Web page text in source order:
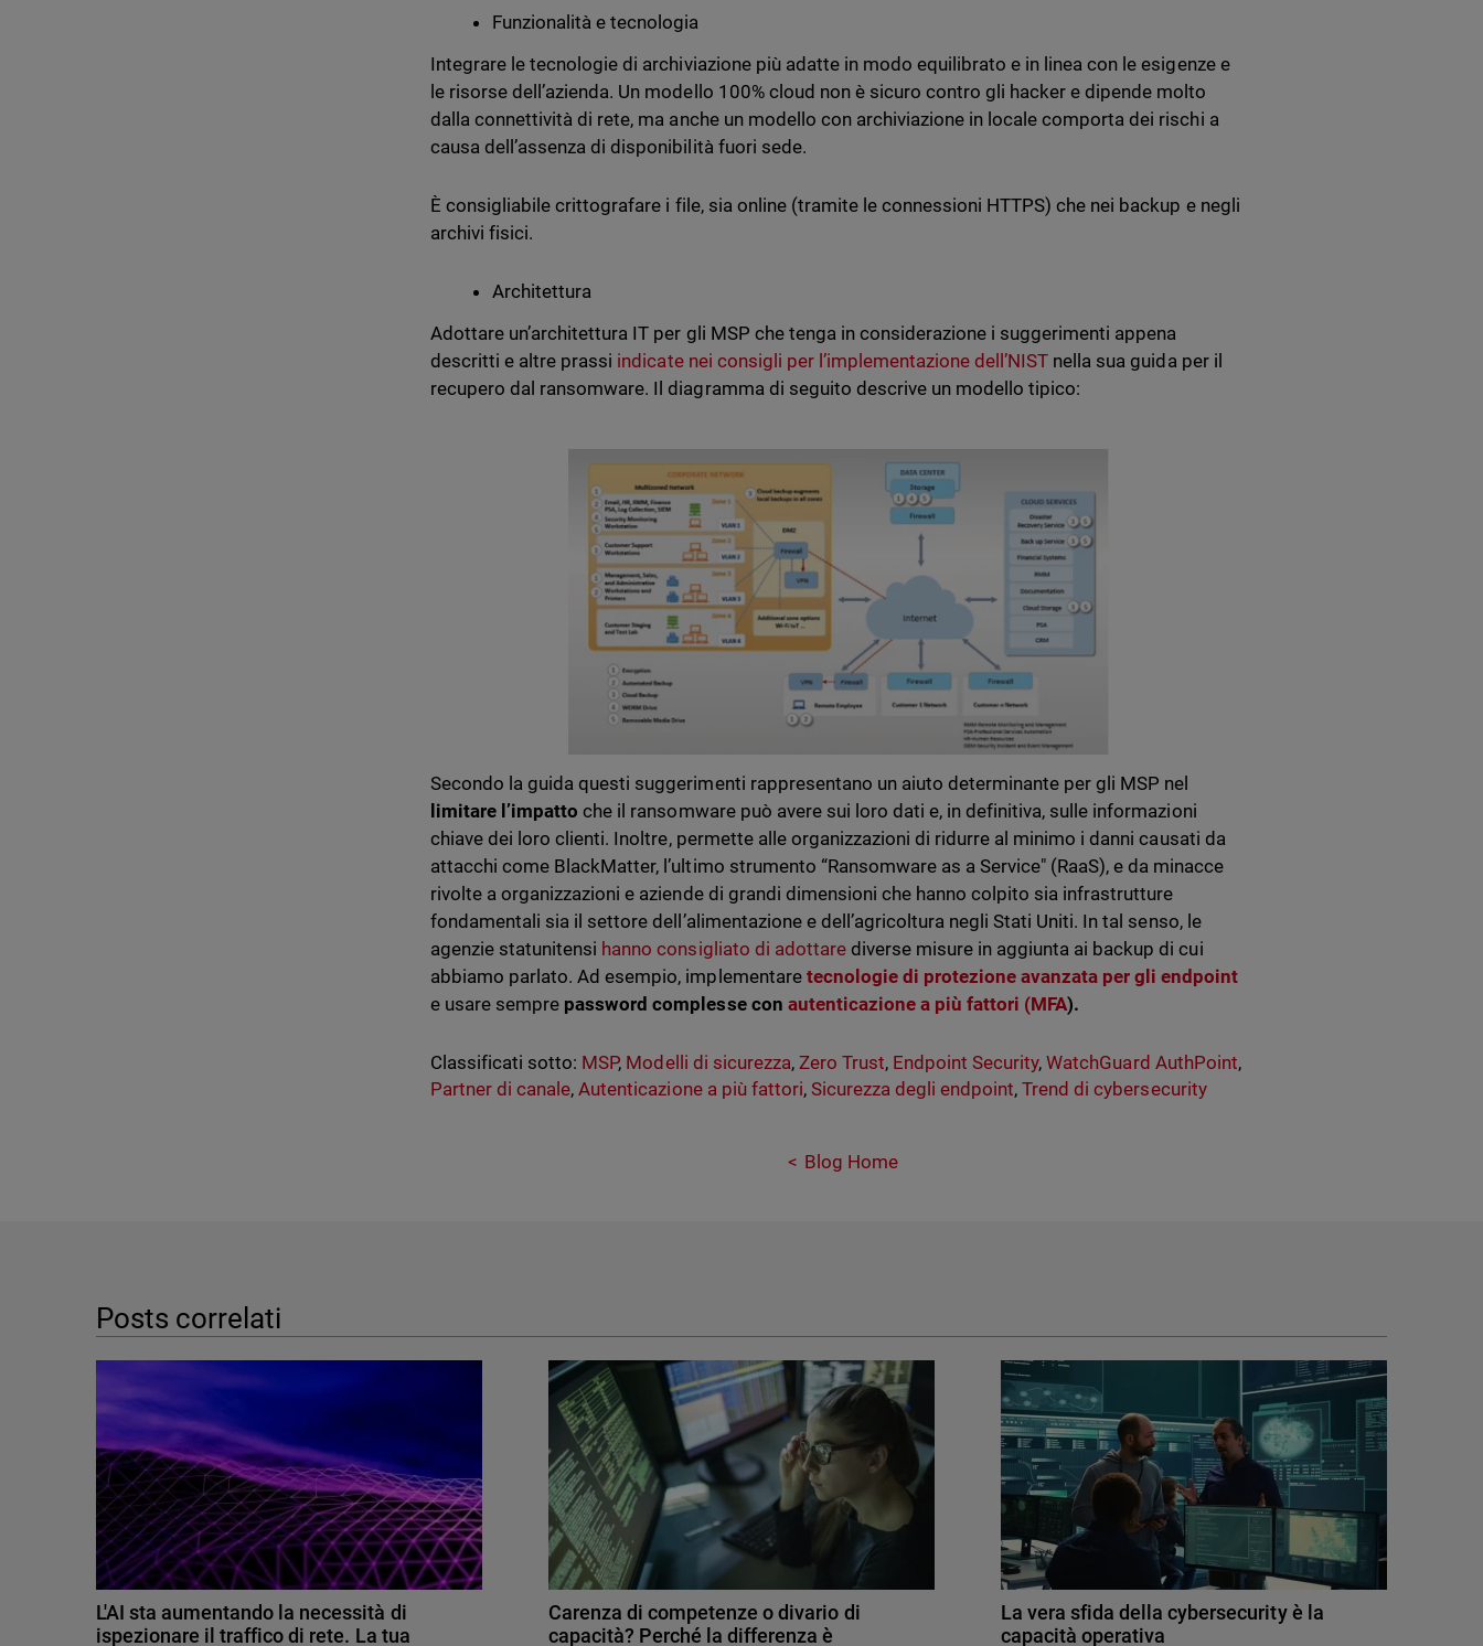
Funzionalità e tecnologia
Integrare le tecnologie di archiviazione più adatte in modo equilibrato e in linea con le esigenze e
le risorse dell’azienda. Un modello 100% cloud non è sicuro contro gli hacker e dipende molto
dalla connettività di rete, ma anche un modello con archiviazione in locale comporta dei rischi a
causa dell’assenza di disponibilità fuori sede.
È consigliabile crittografare i file, sia online (tramite le connessioni HTTPS) che nei backup e negli
archivi fisici.
Architettura
Adottare un’architettura IT per gli MSP che tenga in considerazione i suggerimenti appena
descritti e altre prassi indicate nei consigli per l’implementazione dell’NIST nella sua guida per il
recupero dal ransomware. Il diagramma di seguito descrive un modello tipico:
Secondo la guida questi suggerimenti rappresentano un aiuto determinante per gli MSP nel
limitare l’impattoche il ransomware può avere sui loro dati e, in definitiva, sulle informazioni
chiave dei loro clienti. Inoltre, permette alle organizzazioni di ridurre al minimo i danni causati da
attacchi come BlackMatter, l’ultimo strumento “Ransomware as a Service" (RaaS), e da minacce
rivolte a organizzazioni e aziende di grandi dimensioni che hanno colpito sia infrastrutture
fondamentali sia il settore dell’alimentazione e dell’agricoltura negli Stati Uniti. In tal senso, le
agenzie statunitensi hanno consigliato di adottarediverse misure in aggiunta ai backup di cui
abbiamo parlato. Ad esempio, implementare tecnologie di protezione avanzata per gli endpoint
e usare sempre password complesse con autenticazione a più fattori (MFA).
Classificati sotto: MSP, Modelli di sicurezza, Zero Trust, Endpoint Security,WatchGuard AuthPoint,
Partner di canale,Autenticazione a più fattori, Sicurezza degli endpoint,Trend di cybersecurity
Blog Home
Posts correlati
L'AI sta aumentando la necessità di
ispezionare il traffico di rete. La tua
Carenza di competenze o divario di
capacità? Perché la differenza è
La vera sfida della cybersecurity è la
capacità operativa